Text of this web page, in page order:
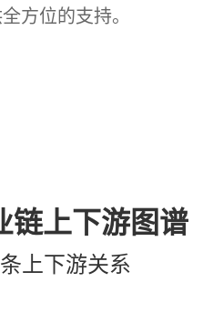
方位的支持。
链上下游图谱
上下游关系